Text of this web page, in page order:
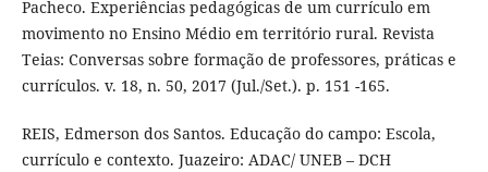
Pacheco. Experiências pedagógicas de um currículo em
movimento no Ensino Médio em território rural. Revista
Teias: Conversas sobre formação de professores, práticas e
currículos. v. 18, n. 50, 2017 (Jul./Set.). p. 151 -165.
REIS, Edmerson dos Santos. Educação do campo: Escola,
currículo e contexto. Juazeiro: ADAC/ UNEB – DCH